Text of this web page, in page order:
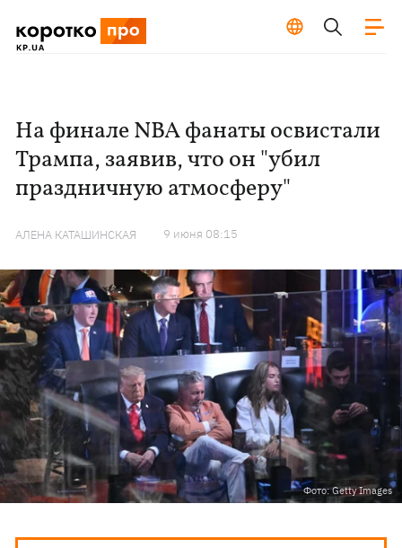
На финале NBA фанаты освистали
Трампа, заявив, что он "убил
праздничную атмосферу"
АЛЕНА КАТАШИНСКАЯ 9 июня 08:15
Фото: Getty Images